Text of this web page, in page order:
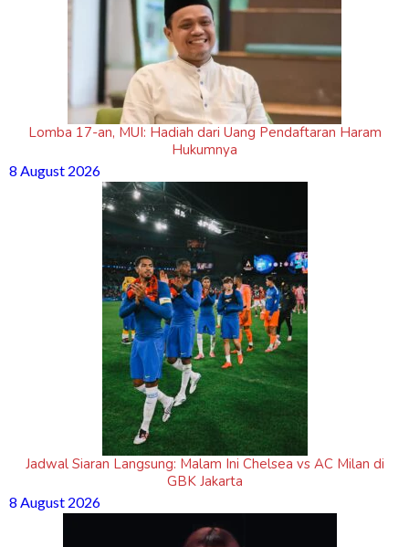
Lomba 17-an, MUI: Hadiah dari Uang Pendaftaran Haram
Hukumnya
8 August 2026
Jadwal Siaran Langsung: Malam Ini Chelsea vs AC Milan di
GBK Jakarta
8 August 2026